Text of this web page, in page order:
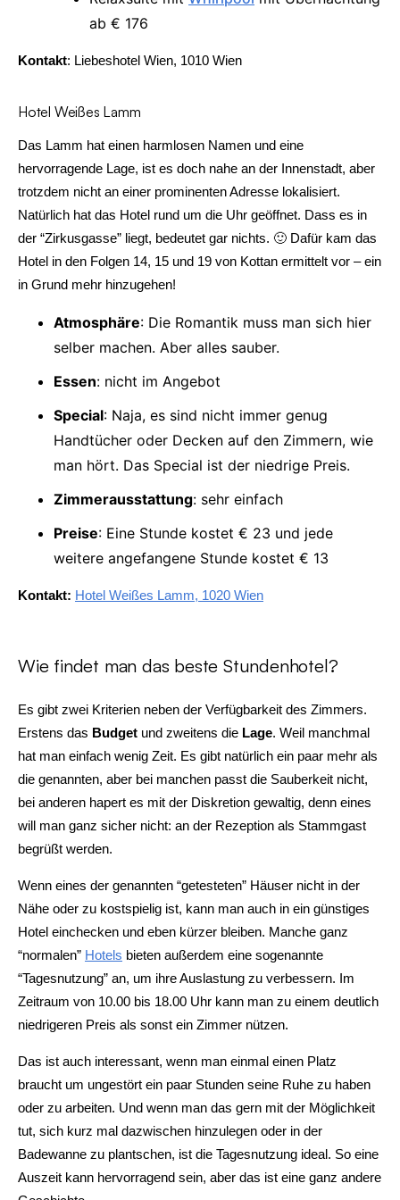
ab € 176
Kontakt: Liebeshotel Wien, 1010 Wien
Hotel Weißes Lamm
Das Lamm hat einen harmlosen Namen und eine
hervorragende Lage, ist es doch nahe an der Innenstadt, aber
trotzdem nicht an einer prominenten Adresse lokalisiert.
Natürlich hat das Hotel rund um die Uhr geöffnet. Dass es in
der “Zirkusgasse” liegt, bedeutet gar nichts. 🙂 Dafür kam das
Hotel in den Folgen 14, 15 und 19 von Kottan ermittelt vor – ein
in Grund mehr hinzugehen!
Atmosphäre: Die Romantik muss man sich hier
selber machen. Aber alles sauber.
Essen: nicht im Angebot
Special: Naja, es sind nicht immer genug
Handtücher oder Decken auf den Zimmern, wie
man hört. Das Special ist der niedrige Preis.
Zimmerausstattung: sehr einfach
Preise: Eine Stunde kostet € 23 und jede
weitere angefangene Stunde kostet € 13
Kontakt: Hotel Weißes Lamm, 1020 Wien
Wie findet man das beste Stundenhotel?
Es gibt zwei Kriterien neben der Verfügbarkeit des Zimmers.
Erstens das Budget und zweitens die Lage. Weil manchmal
hat man einfach wenig Zeit. Es gibt natürlich ein paar mehr als
die genannten, aber bei manchen passt die Sauberkeit nicht,
bei anderen hapert es mit der Diskretion gewaltig, denn eines
will man ganz sicher nicht: an der Rezeption als Stammgast
begrüßt werden.
Wenn eines der genannten “getesteten” Häuser nicht in der
Nähe oder zu kostspielig ist, kann man auch in ein günstiges
Hotel einchecken und eben kürzer bleiben. Manche ganz
“normalen” Hotels bieten außerdem eine sogenannte
“Tagesnutzung” an, um ihre Auslastung zu verbessern. Im
Zeitraum von 10.00 bis 18.00 Uhr kann man zu einem deutlich
niedrigeren Preis als sonst ein Zimmer nützen.
Das ist auch interessant, wenn man einmal einen Platz
braucht um ungestört ein paar Stunden seine Ruhe zu haben
oder zu arbeiten. Und wenn man das gern mit der Möglichkeit
tut, sich kurz mal dazwischen hinzulegen oder in der
Badewanne zu plantschen, ist die Tagesnutzung ideal. So eine
Auszeit kann hervorragend sein, aber das ist eine ganz andere